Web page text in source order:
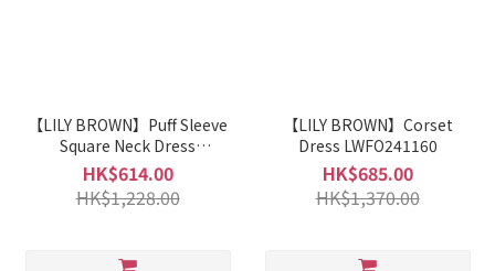
【LILY BROWN】Puff Sleeve
Square Neck Dress
LWFO242201
HK$614.00
HK$1,228.00
【LILY BROWN】Corset
Dress LWFO241160
HK$685.00
HK$1,370.00